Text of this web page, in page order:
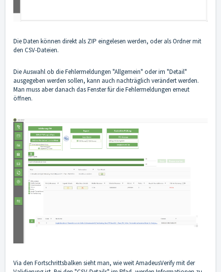
Die Daten können direkt als ZIP eingelesen werden, oder als Ordner mit
den CSV-Dateien.
Die Auswahl ob die Fehlermeldungen "Allgemein" oder im "Detail"
ausgegeben werden sollen, kann auch nachträglich verändert werden.
Man muss aber danach das Fenster für die Fehlermeldungen erneut
öffnen.
Via den Fortschrittsbalken sieht man, wie weit AmadeusVerify mit der